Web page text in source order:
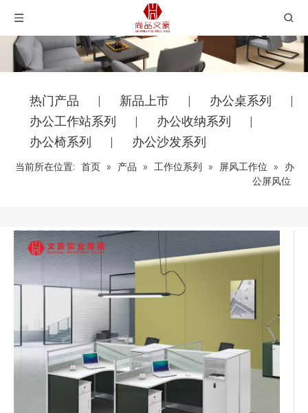
热门产品 新品上市 办公桌系列
办公工作站系列 办公收纳系列
办公椅系列 办公沙发系列
当前所在位置: 首页 » 产品 » 工作位系列 » 屏风工作位 »
办
公屏风位
分享到：
办公屏风位
"现代简约、商务经典；
环保板材、美观耐用。"
AB-P30A-
尺寸：2830*2860*1100